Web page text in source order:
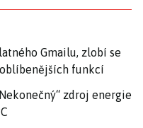
Gmailu, zlobí se
funkcí
zdroj energie